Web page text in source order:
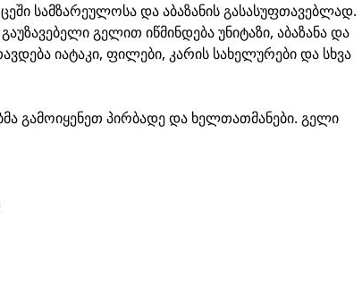
სამზარეულოსა და აბაზანის გასასუფთავებლად.
გელით იწმინდება უნიტაზი, აბაზანა და
იატაკი, ფილები, კარის სახელურები და სხვა
გამოიყენეთ პირბადე და ხელთათმანები. გელი